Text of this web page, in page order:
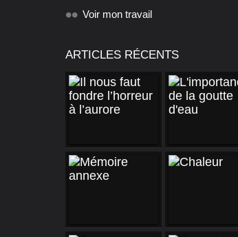
Voir mon travail
ARTICLES RÉCENTS